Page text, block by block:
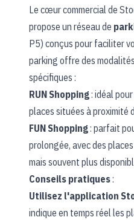
Le cœur commercial de
propose un réseau de
P5) conçus pour faciliter
parking offre des
spécifiques :
RUN Shopping: idéal
places situées à proximité
FUN Shopping: parfait
prolongée, avec des
mais souvent plus
Conseils pratiques:
Utilisez l'application
indique en temps réel les